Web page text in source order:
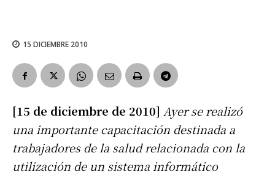
15 DICIEMBRE 2010
[15 de diciembre de 2010] Ayer se realizó
una importante capacitación destinada a
trabajadores de la salud relacionada con la
utilización de un sistema informático